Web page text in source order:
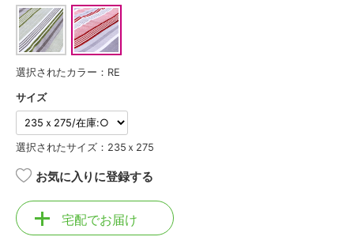
選択されたカラー：RE
サイズ
選択されたサイズ：235ｘ275
お気に入りに登録する
宅配でお届け